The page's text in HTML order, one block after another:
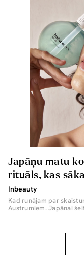
Japāņu matu
rituāls, kas
Inbeauty
Kad runājam par
Austrumiem. Japānai